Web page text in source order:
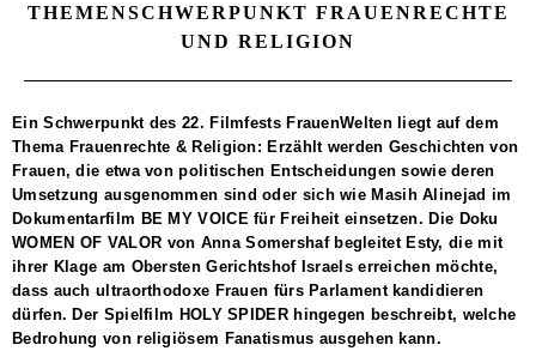
THEMENSCHWERPUNKT FRAUENRECHTE
UND RELIGION
Ein Schwerpunkt des 22. Filmfests FrauenWelten liegt auf dem
Thema Frauenrechte & Religion:Erzählt werden Geschichten von
Frauen, die etwa von politischen Entscheidungen sowie deren
Umsetzung ausgenommen sind oder sich wieMasih Alinejad im
Dokumentarfilm BE MY VOICEfür Freiheit einsetzen. Die Doku
WOMEN OF VALOR von Anna Somershaf begleitet Esty, die mit
ihrer Klage am Obersten Gerichtshof Israels erreichen möchte,
dass auch ultraorthodoxe Frauen fürs Parlament kandidieren
dürfen. Der Spielfilm HOLY SPIDERhingegen beschreibt, welche
Bedrohung von religiösem Fanatismus ausgehen kann.